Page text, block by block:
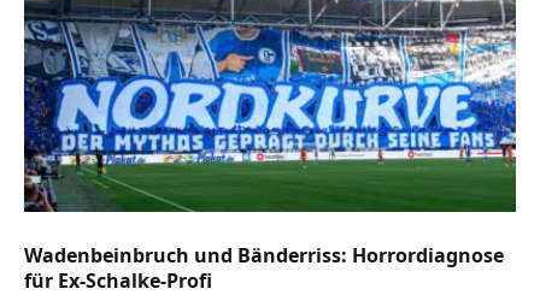
Wadenbeinbruch und Bänderriss: Horrordiagnose
für Ex-Schalke-Profi